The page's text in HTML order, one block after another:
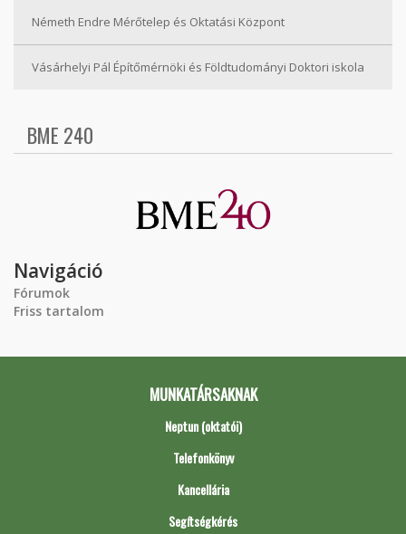
Németh Endre Mérőtelep és Oktatási Központ
Vásárhelyi Pál Építőmérnöki és Földtudományi Doktori iskola
BME 240
Navigáció
Fórumok
Friss tartalom
MUNKATÁRSAKNAK
Neptun (oktatói)
Telefonkönyv
Kancellária
Segítségkérés